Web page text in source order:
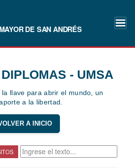
DE SAN ANDRÉS
- UMSA
llave para abrir el mundo, un
a la libertad.
A INICIO